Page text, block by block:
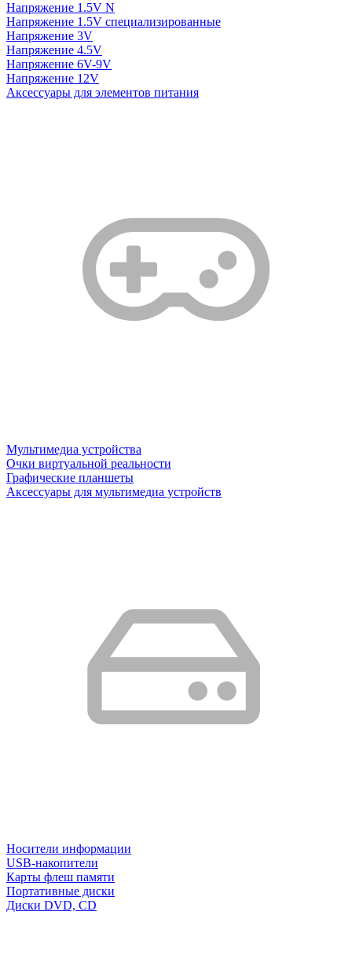
Напряжение 1.5V N
Напряжение 1.5V специализированные
Напряжение 3V
Напряжение 4.5V
Напряжение 6V-9V
Напряжение 12V
Аксессуары для элементов питания
Мультимедиа устройства
Очки виртуальной реальности
Графические планшеты
Аксессуары для мультимедиа устройств
Носители информации
USB-накопители
Карты флеш памяти
Портативные диски
Диски DVD, CD